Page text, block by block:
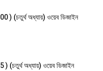
) (চতুর্থ অধ্যায়) ওয়েব ডিজাইন
(চতুর্থ অধ্যায়) ওয়েব ডিজাইন